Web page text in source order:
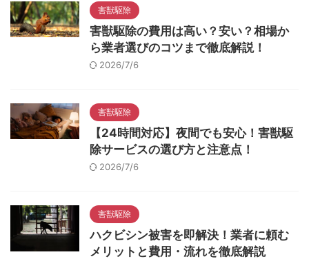
害獣駆除
害獣駆除の費用は高い？安い？相場か
ら業者選びのコツまで徹底解説！
2026/7/6
害獣駆除
【24時間対応】夜間でも安心！害獣駆
除サービスの選び方と注意点！
2026/7/6
害獣駆除
ハクビシン被害を即解決！業者に頼む
メリットと費用・流れを徹底解説